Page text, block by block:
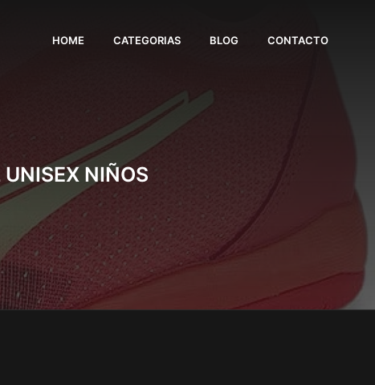
HOME CATEGORIAS BLOG CONTACTO
NIÑOS